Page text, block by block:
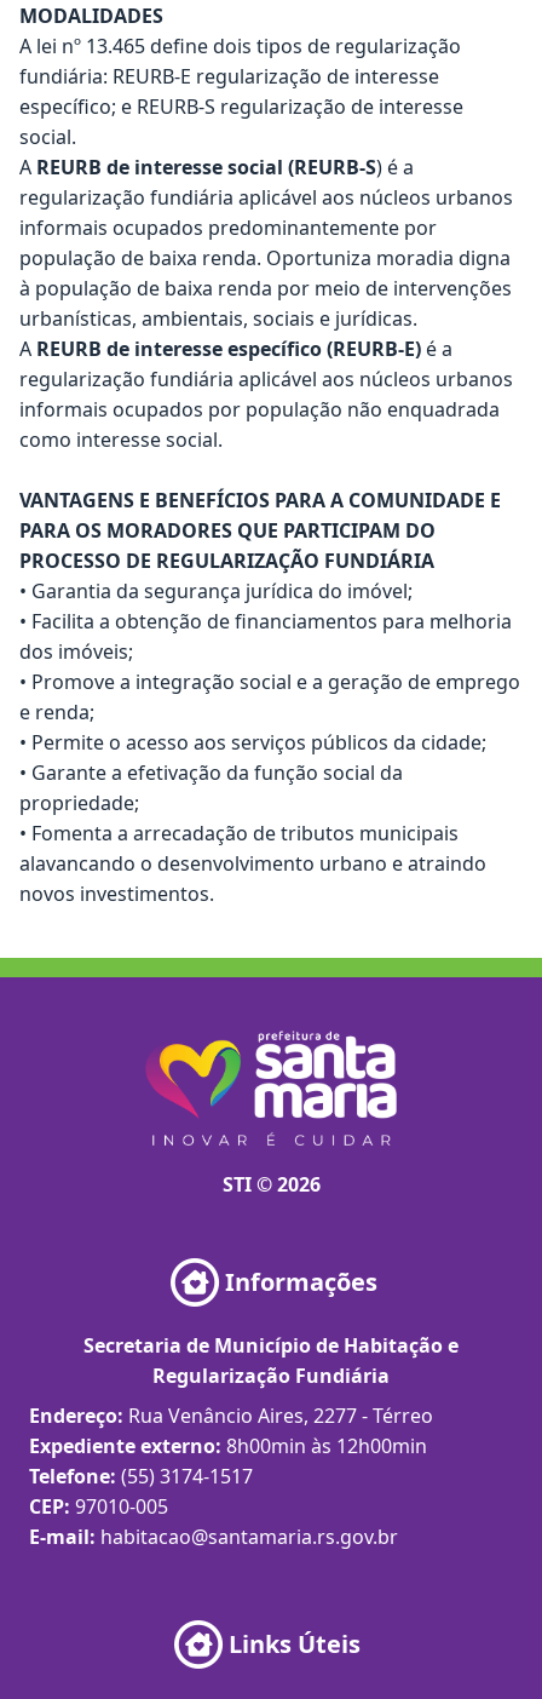
MODALIDADES
A lei nº 13.465 define dois tipos de regularização
fundiária: REURB-E regularização de interesse
específico; e REURB-S regularização de interesse
social.
A REURB de interesse social (REURB-S) é a
regularização fundiária aplicável aos núcleos urbanos
informais ocupados predominantemente por
população de baixa renda. Oportuniza moradia digna
à população de baixa renda por meio de intervenções
urbanísticas, ambientais, sociais e jurídicas.
A REURB de interesse específico (REURB-E) é a
regularização fundiária aplicável aos núcleos urbanos
informais ocupados por população não enquadrada
como interesse social.
VANTAGENS E BENEFÍCIOS PARA A COMUNIDADE E
PARA OS MORADORES QUE PARTICIPAM DO
PROCESSO DE REGULARIZAÇÃO FUNDIÁRIA
• Garantia da segurança jurídica do imóvel;
• Facilita a obtenção de financiamentos para melhoria
dos imóveis;
• Promove a integração social e a geração de emprego
e renda;
• Permite o acesso aos serviços públicos da cidade;
• Garante a efetivação da função social da
propriedade;
• Fomenta a arrecadação de tributos municipais
alavancando o desenvolvimento urbano e atraindo
novos investimentos.
STI © 2026
Informações
Secretaria de Município de Habitação e
Regularização Fundiária
Endereço: Rua Venâncio Aires, 2277 - Térreo
Expediente externo: 8h00min às 12h00min
Telefone: (55) 3174-1517
CEP: 97010-005
E-mail: habitacao@santamaria.rs.gov.br
Links Úteis